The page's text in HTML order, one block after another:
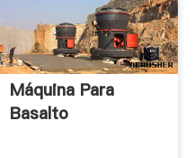
Máquina Para
Basalto